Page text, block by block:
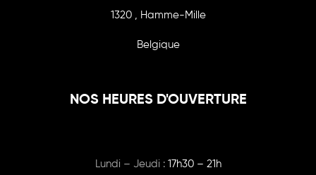
1320 , Hamme-Mille
Belgique
NOS HEURES D'OUVERTURE
Lundi – Jeudi : 17h30 – 21h